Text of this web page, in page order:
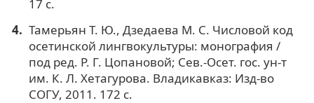
17 с.
Тамерьян Т. Ю., Дзедаева М. С. Числовой код
осетинской лингвокультуры: монография /
под ред. Р. Г. Цопановой; Сев.-Осет. гос. ун-т
им. К. Л. Хетагурова. Владикавказ: Изд-во
СОГУ, 2011. 172 с.